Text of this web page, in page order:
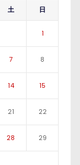
土 日
1
7 8
14 15
21 22
28 29